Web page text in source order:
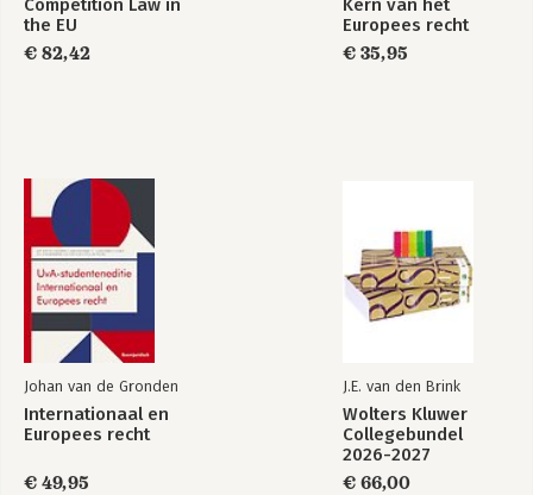
11 Conclusions: the evolving role of European competition
Competition Law in
the EU
€ 82,42
Kern van het
Europees recht
€ 35,95
Johan van de Gronden
Internationaal en
Europees recht
€ 49,95
J.E. van den Brink
Wolters Kluwer
Collegebundel
2026-2027
€ 66,00